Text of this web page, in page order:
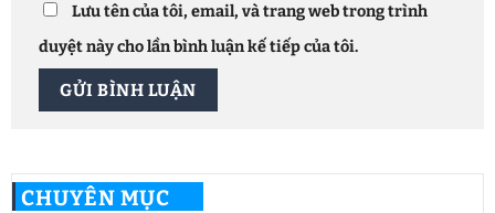
CHUYÊN MỤC
Lưu tên của tôi, email, và trang web trong trình
duyệt này cho lần bình luận kế tiếp của tôi.